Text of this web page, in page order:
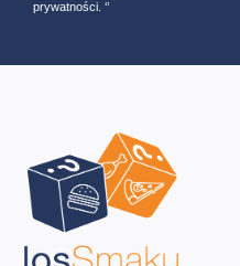
prywatności. ‘’